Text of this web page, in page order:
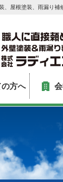
、屋根塗装、雨漏り補
方へ